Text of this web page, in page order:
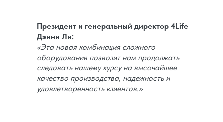
Президент и генеральный директор 4Life
Дэнни Ли:
«Эта новая комбинация сложного
оборудования позволит нам продолжать
следовать нашему курсу на высочайшее
качество производства, надежность и
удовлетворенность клиентов.»